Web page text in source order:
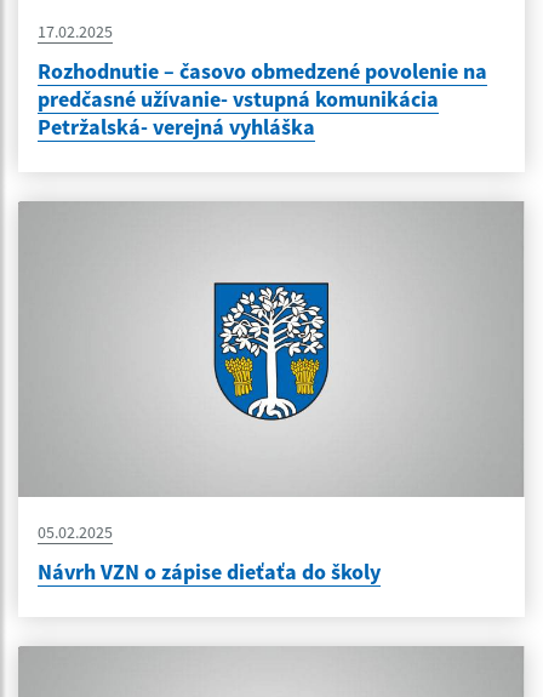
17.02.2025
Rozhodnutie – časovo obmedzené povolenie na
predčasné užívanie- vstupná komunikácia
Petržalská- verejná vyhláška
05.02.2025
Návrh VZN o zápise dieťaťa do školy